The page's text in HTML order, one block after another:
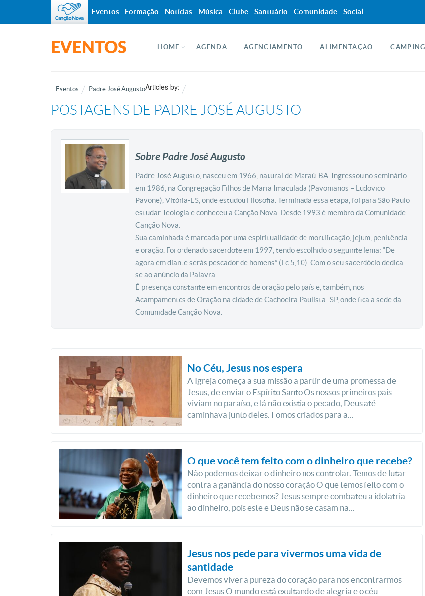
EVENTOS HOME AGENDA AGENCIAMENTO ALIMENTAÇÃO CAMPING
Eventos Articles by:
Padre José Augusto
POSTAGENS DE PADRE JOSÉ AUGUSTO
Sobre Padre José Augusto
Padre José Augusto, nasceu em 1966, natural de Maraú-BA. Ingressou no seminário
em 1986, na Congregação Filhos de Maria Imaculada (Pavonianos – Ludovico
Pavone), Vitória-ES, onde estudou Filosofia. Terminada essa etapa, foi para São Paulo
estudar Teologia e conheceu a Canção Nova. Desde 1993 é membro da Comunidade
Canção Nova.
Sua caminhada é marcada por uma espiritualidade de mortificação, jejum, penitência
e oração. Foi ordenado sacerdote em 1997, tendo escolhido o seguinte lema: “De
agora em diante serás pescador de homens” (Lc 5,10). Com o seu sacerdócio dedica-
se ao anúncio da Palavra.
É presença constante em encontros de oração pelo país e, também, nos
Acampamentos de Oração na cidade de Cachoeira Paulista -SP, onde fica a sede da
Comunidade Canção Nova.
No Céu, Jesus nos espera
A Igreja começa a sua missão a partir de uma promessa de
Jesus, de enviar o Espírito Santo Os nossos primeiros pais
viviam no paraíso, e lá não existia o pecado, Deus até
caminhava junto deles. Fomos criados para a...
O que você tem feito com o dinheiro que recebe?
Não podemos deixar o dinheiro nos controlar. Temos de lutar
contra a ganância do nosso coração O que temos feito com o
dinheiro que recebemos? Jesus sempre combateu a idolatria
ao dinheiro, pois este e Deus não se casam na...
Jesus nos pede para vivermos uma vida de
santidade
Devemos viver a pureza do coração para nos encontrarmos
com Jesus O mundo está exultando de alegria e o céu
Eventos Formação Notícias Música Clube Santuário Comunidade Social